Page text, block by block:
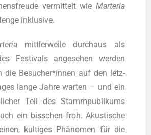
ver­mit­telt wie Mar­te­ria
inklusive.
mitt­ler­wei­le durch­aus als
Fes­ti­vals ange­se­hen wer­den
die Besucher*innen auf den letz­
lan­ge Jah­re war­ten – und ein
Teil des Stamm­pu­bli­kums
ein biss­chen froh. Akus­ti­sche
kul­ti­ges Phä­no­men für die